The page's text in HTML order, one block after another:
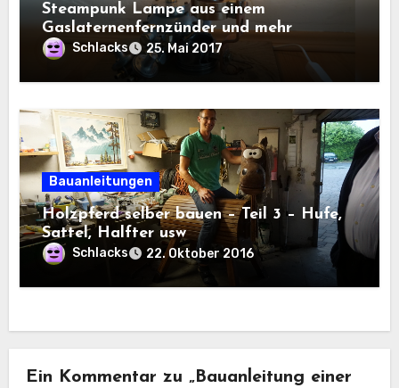
Steampunk Lampe aus einem
Gaslaternenfernzünder und mehr
Schlacks 25. Mai 2017
Bauanleitungen
Holzpferd selber bauen – Teil 3 – Hufe,
Sattel, Halfter usw
Schlacks 22. Oktober 2016
Ein Kommentar zu „Bauanleitung einer